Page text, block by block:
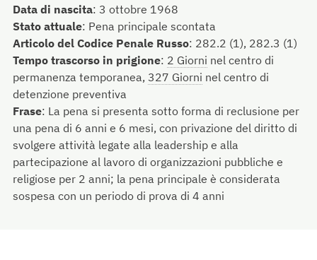
Data di nascita: 3 ottobre 1968
Stato attuale: Pena principale scontata
Articolo del Codice Penale Russo: 282.2 (1), 282.3 (1)
Tempo trascorso in prigione: 2 Giorni nel centro di
permanenza temporanea, 327 Giorni nel centro di
detenzione preventiva
Frase: La pena si presenta sotto forma di reclusione per
una pena di 6 anni e 6 mesi, con privazione del diritto di
svolgere attività legate alla leadership e alla
partecipazione al lavoro di organizzazioni pubbliche e
religiose per 2 anni; la pena principale è considerata
sospesa con un periodo di prova di 4 anni